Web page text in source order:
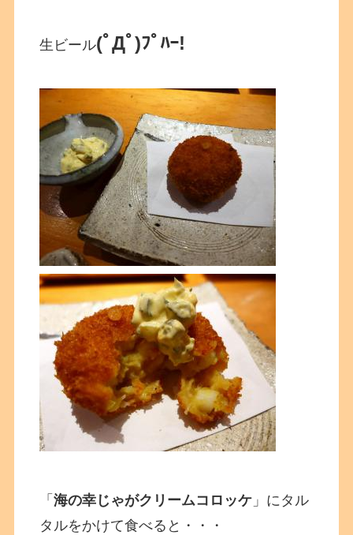
生ビール(ﾟДﾟ)ﾌﾟﾊｰ!
「海の幸じゃがクリームコロッケ 」にタル
タルをかけて食べると・・・